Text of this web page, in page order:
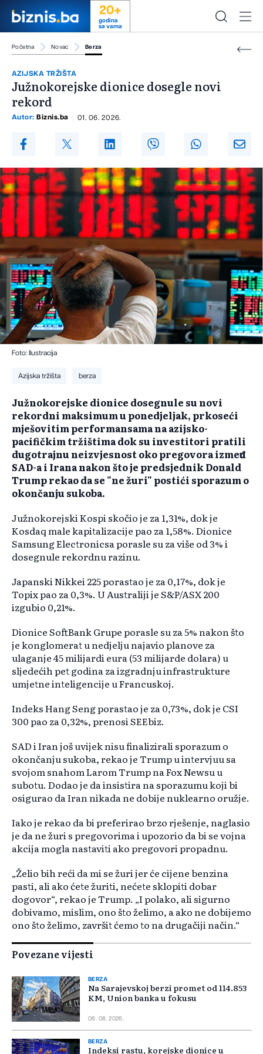
20+
godina
sa vama
Početna Novac Berza
AZIJSKA TRŽIŠTA
Južnokorejske dionice dosegle novi
rekord
Autor: Biznis.ba 01. 06. 2026.
Foto: Ilustracija
Azijska tržišta berza
Južnokorejske dionice dosegnule su novi
rekordni maksimum u ponedjeljak, prkoseći
mješovitim performansama na azijsko-
pacifičkim tržištima dok su investitori pratili
dugotrajnu neizvjesnost oko pregovora između
SAD-a i Irana nakon što je predsjednik Donald
Trump rekao da se "ne žuri" postići sporazum o
okončanju sukoba.
Južnokorejski Kospi skočio je za 1,31%, dok je
Kosdaq male kapitalizacije pao za 1,58%. Dionice
Samsung Electronicsa porasle su za više od 3% i
dosegnule rekordnu razinu.
Japanski Nikkei 225 porastao je za 0,17%, dok je
Topix pao za 0,3%. U Australiji je S&P/ASX 200
izgubio 0,21%.
Dionice SoftBank Grupe porasle su za 5% nakon što
je konglomerat u nedjelju najavio planove za
ulaganje 45 milijardi eura (53 milijarde dolara) u
sljedećih pet godina za izgradnju infrastrukture
umjetne inteligencije u Francuskoj.
Indeks Hang Seng porastao je za 0,73%, dok je CSI
300 pao za 0,32%, prenosi SEEbiz.
SAD i Iran još uvijek nisu finalizirali sporazum o
okončanju sukoba, rekao je Trump u intervjuu sa
svojom snahom Larom Trump na Fox Newsu u
subotu. Dodao je da insistira na sporazumu koji bi
osigurao da Iran nikada ne dobije nuklearno oružje.
Iako je rekao da bi preferirao brzo rješenje, naglasio
je da ne žuri s pregovorima i upozorio da bi se vojna
akcija mogla nastaviti ako pregovori propadnu.
„Želio bih reći da mi se žuri jer će cijene benzina
pasti, ali ako ćete žuriti, nećete sklopiti dobar
dogovor“, rekao je Trump. „I polako, ali sigurno
dobivamo, mislim, ono što želimo, a ako ne dobijemo
ono što želimo, završit ćemo to na drugačiji način.“
Povezane vijesti
BERZA
Na Sarajevskoj berzi promet od 114.853
KM, Union banka u fokusu
06. 08. 2026.
BERZA
Indeksi rastu, korejske dionice u